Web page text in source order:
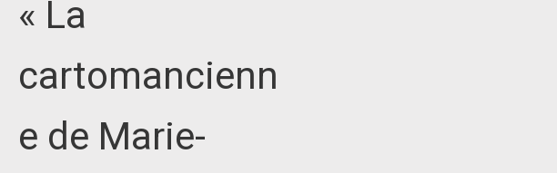
« La
cartomancienn
e de Marie-